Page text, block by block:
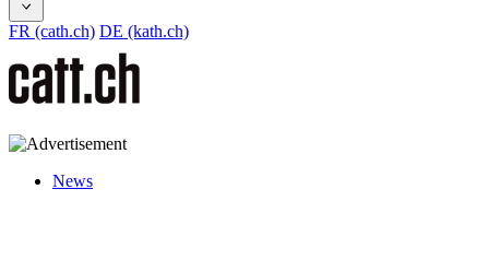
FR (cath.ch) DE (kath.ch)
News